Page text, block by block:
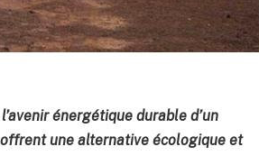
énergétique durable d’un
une alternative écologique et